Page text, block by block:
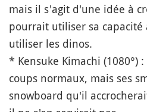
mais il s'agit d'une idée à
pourrait utiliser sa
utiliser les dinos.
* Kensuke Kimachi (1080°)
coups normaux, mais ses
snowboard qu'il